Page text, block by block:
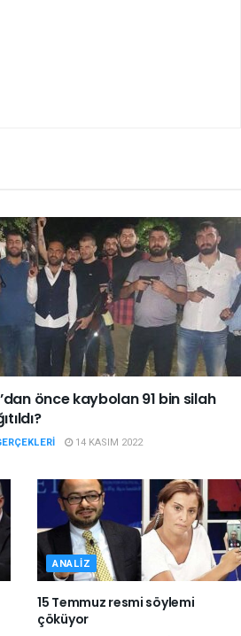
önce kaybolan 91 bin silah
14 KASIM 2022
ANALIZ
15 Temmuz resmi söylemi
çöküyor